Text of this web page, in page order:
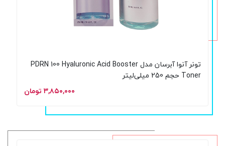
تونر آنوا آبرسان مدل PDRN 100 Hyaluronic Acid Booster
Toner حجم 250 میلی‌لیتر
۳,۸۵۰,۰۰۰ تومان